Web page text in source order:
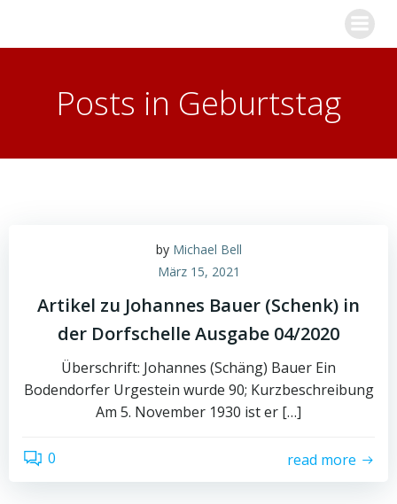
springen
Posts in Geburtstag
by Michael Bell
März 15, 2021
Artikel zu Johannes Bauer (Schenk) in
der Dorfschelle Ausgabe 04/2020
Überschrift: Johannes (Schäng) Bauer Ein
Bodendorfer Urgestein wurde 90; Kurzbeschreibung
Am 5. November 1930 ist er […]
0 read more